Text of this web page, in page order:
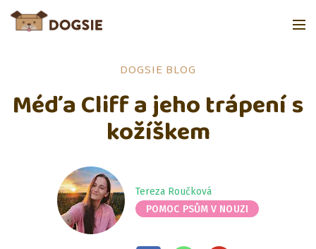
DOGSIE BLOG
Méďa Cliff a jeho trápení s
kožíškem
Tereza Roučková
POMOC PSŮM V NOUZI